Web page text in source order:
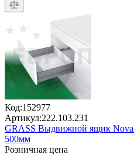
Код:152977
Артикул:222.103.231
GRASS Выдвижной ящик Nova
500мм
Розничная цена